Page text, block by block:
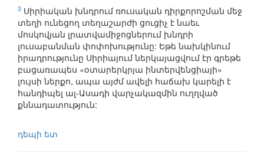
3 Սիրիական խնդրում ռուսական դիրքորոշման մեջ
տեղի ունեցող տեղաշարժի ցուցիչ է նաեւ
մոսկովյան լրատվամիջոցներում խնդրի
լուսաբանման փոփոխությունը: Եթե նախկինում
իրադրությունը Սիրիայում ներկայացվում էր գրեթե
բացառապես «օտարերկրյա ինտերվենցիայի»
լույսի ներքո, ապա այժմ ավելի հաճախ կարելի է
հանդիպել ալ-Ասադի վարչակազմին ուղղված
քննադատություն:
դեպի ետ